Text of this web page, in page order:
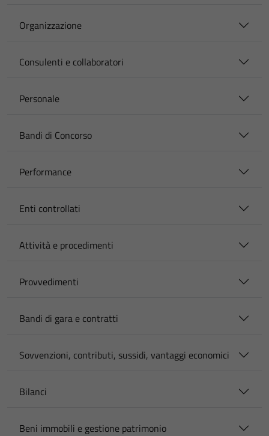
Organizzazione
Consulenti e collaboratori
Personale
Bandi di Concorso
Performance
Enti controllati
Attività e procedimenti
Provvedimenti
Bandi di gara e contratti
Sovvenzioni, contributi, sussidi, vantaggi economici
Bilanci
Beni immobili e gestione patrimonio